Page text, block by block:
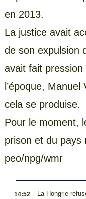
en 2013.
La justice avait
de son expulsion
avait fait pression
l’époque,
cela se produise.
Pour le moment,
prison et du pays
peo/npg/wmr
14:52 La Hongrie